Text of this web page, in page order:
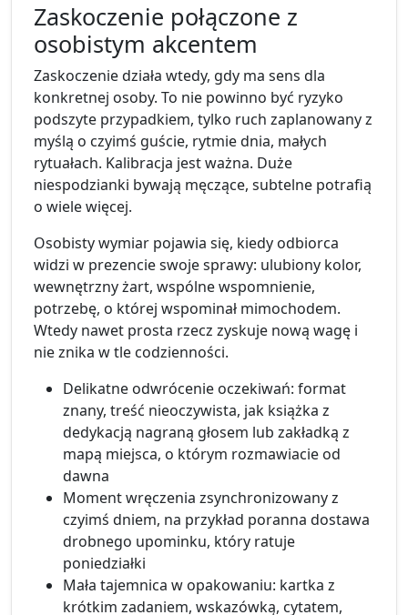
Zaskoczenie połączone z
osobistym akcentem
Zaskoczenie działa wtedy, gdy ma sens dla
konkretnej osoby. To nie powinno być ryzyko
podszyte przypadkiem, tylko ruch zaplanowany z
myślą o czyimś guście, rytmie dnia, małych
rytuałach. Kalibracja jest ważna. Duże
niespodzianki bywają męczące, subtelne potrafią
o wiele więcej.
Osobisty wymiar pojawia się, kiedy odbiorca
widzi w prezencie swoje sprawy: ulubiony kolor,
wewnętrzny żart, wspólne wspomnienie,
potrzebę, o której wspominał mimochodem.
Wtedy nawet prosta rzecz zyskuje nową wagę i
nie znika w tle codzienności.
Delikatne odwrócenie oczekiwań: format
znany, treść nieoczywista, jak książka z
dedykacją nagraną głosem lub zakładką z
mapą miejsca, o którym rozmawiacie od
dawna
Moment wręczenia zsynchronizowany z
czyimś dniem, na przykład poranna dostawa
drobnego upominku, który ratuje
poniedziałki
Mała tajemnica w opakowaniu: kartka z
krótkim zadaniem, wskazówką, cytatem,